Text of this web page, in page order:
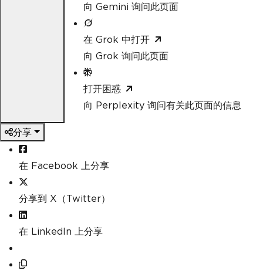
向 Gemini 询问此页面
在 Grok 中打开
向 Grok 询问此页面
打开困惑
向 Perplexity 询问有关此页面的信息
分享
在 Facebook 上分享
分享到 X（Twitter）
在 LinkedIn 上分享